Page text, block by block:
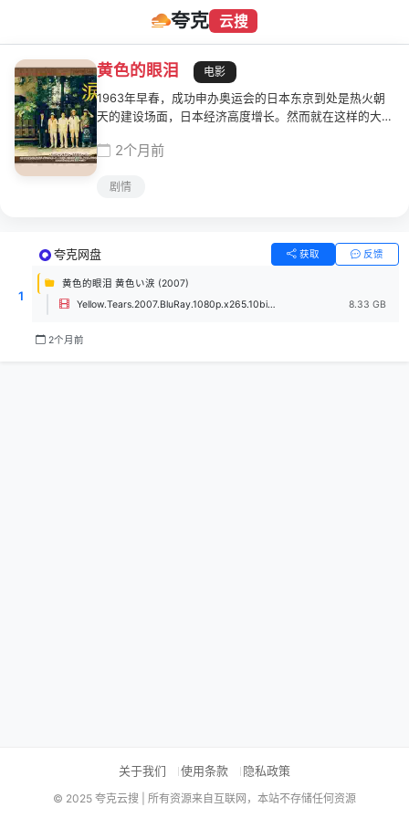
夸克 云搜
黄色的眼泪
电影
1963年早春，成功申办奥运会的日本东京到处是热火朝
天的建设场面，日本经济高度增长。然而就在这样的大发
村冈荣介(二宫和也 饰)的母亲身患癌症却坚持不肯就诊，
向井龙三(樱井翔 饰)和画家下川圭(大野智 饰)演了一出
起。一直努力想当一名儿童漫画家的荣介，收留了同样正
在为梦想而努力的三人。
2个月前
剧情
1
夸克网盘 获取 反馈
黄色的眼泪 黄色い涙 (2007)
Yellow.Tears.2007.BluRay.1080p.x265.10bit.FLAC.MNHD-FRDS.mkv
8.33 GB
2个月前
关于我们 使用条款 隐私政策
© 2025 夸克云搜 | 所有资源来自互联网，本站不存储任何资源